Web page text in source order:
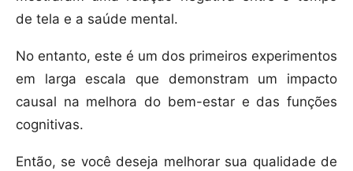
de tela e a saúde mental.
No entanto, este é um dos primeiros experimentos
em larga escala que demonstram um impacto
causal na melhora do bem-estar e das funções
cognitivas.
Então, se você deseja melhorar sua qualidade de